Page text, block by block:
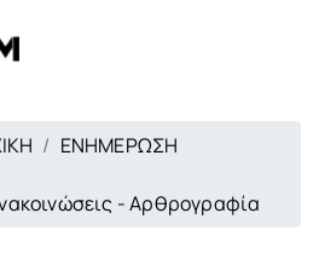
ΕΝΗΜΕΡΩΣΗ
- Αρθρογραφία